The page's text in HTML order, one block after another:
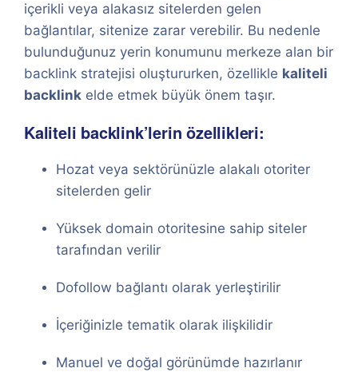
içerikli veya alakasız sitelerden gelen
bağlantılar, sitenize zarar verebilir. Bu nedenle
bulunduğunuz yerin konumunu merkeze alan bir
backlink stratejisi oluştururken, özellikle kaliteli
backlink elde etmek büyük önem taşır.
Kaliteli backlink’lerin özellikleri:
Hozat veya sektörünüzle alakalı otoriter
sitelerden gelir
Yüksek domain otoritesine sahip siteler
tarafından verilir
Dofollow bağlantı olarak yerleştirilir
İçeriğinizle tematik olarak ilişkilidir
Manuel ve doğal görünümde hazırlanır